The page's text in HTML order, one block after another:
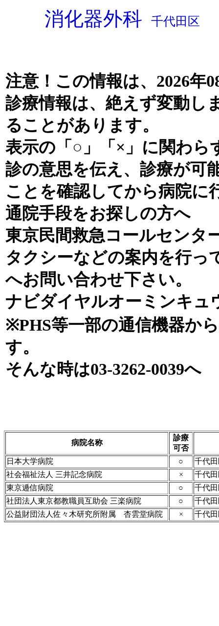
消化器外科 千代田区
注意！この情報は、2026年
診療情報は、絶えず変動し
ることがあります。
表示の「○」「×」に関わら
診の意思を伝え、診療が可
ことを確認してから病院に
通院手段をお探しの方へ
東京民間救急コールセンタ
タクシーなどの案内を行っ
へお問い合わせ下さい。
ナビダイヤルオーミンキュ
※PHS等一部の通信機器か
す。
そんな時は03-3262-0039へ
病院名称
診療
可否
日本大学病院
○
千代
社会福祉法人 三井記念病院
×
千代
東京逓信病院
○
千代
社団法人東京都教職員互助会 三楽病院
○
千代
公益財団法人佐々木研究所附属 杏雲堂病院
× 千代